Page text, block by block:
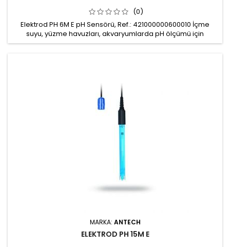
(0)
Elektrod PH 6M E pH Sensörü, Ref.: 421000000600010 İçme
suyu, yüzme havuzları, akvaryumlarda pH ölçümü için
kullanılabilir. Ölçüm aralığı: pH 2-12 Kablo uzunluğu: 6m
MARKA: ANTECH
ELEKTROD PH 15M E